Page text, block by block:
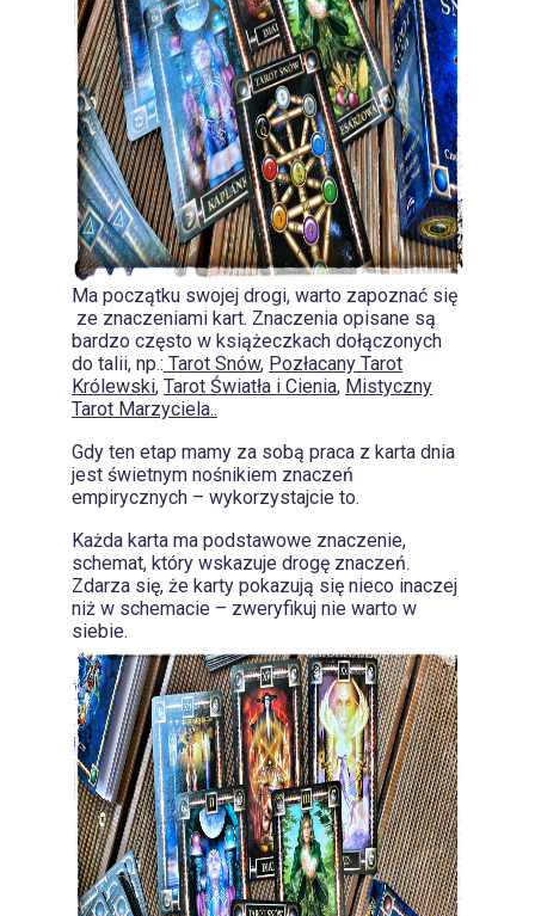
Ma początku swojej drogi, warto zapoznać się
ze znaczeniami kart. Znaczenia opisane są
bardzo często w książeczkach dołączonych
do talii, np.: Tarot Snów, Pozłacany Tarot
Królewski, Tarot Światła i Cienia, Mistyczny
Tarot Marzyciela..
Gdy ten etap mamy za sobą praca z karta dnia
jest świetnym nośnikiem znaczeń
empirycznych – wykorzystajcie to.
Każda karta ma podstawowe znaczenie,
schemat, który wskazuje drogę znaczeń.
Zdarza się, że karty pokazują się nieco inaczej
niż w schemacie – zweryfikuj nie warto w
siebie.